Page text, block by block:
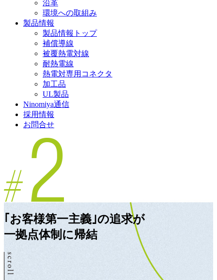
沿革
環境への取組み
製品情報
製品情報トップ
補償導線
被覆熱電対線
耐熱電線
熱電対専用コネクタ
加工品
UL製品
Ninomiya通信
採用情報
お問合せ
｢お客様第一主義｣の追求が
一拠点体制に帰結